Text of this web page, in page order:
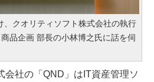
、クオリティソフト株式会社の執行
品企画 部長の小林博之氏に話を伺
社の「QND」はIT資産管理ソ